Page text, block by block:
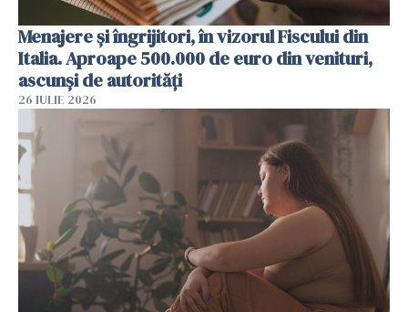
Menajere și îngrijitori, în vizorul Fiscului din
Italia. Aproape 500.000 de euro din venituri,
ascunși de autorități
26 IULIE 2026